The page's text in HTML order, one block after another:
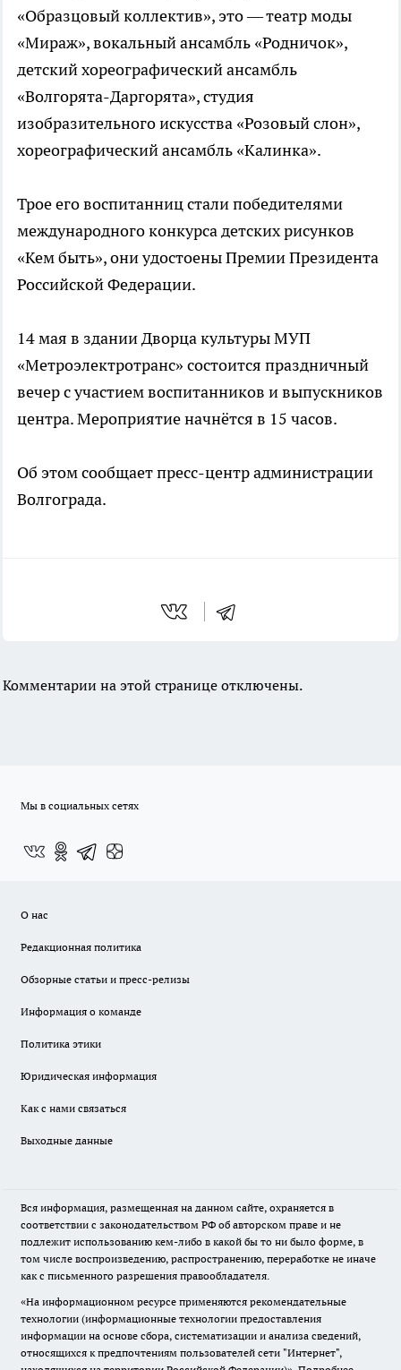
«Образцовый коллектив», это — театр моды
«Мираж», вокальный ансамбль «Родничок»,
детский хореографический ансамбль
«Волгорята-Даргорята», студия
изобразительного искусства «Розовый слон»,
хореографический ансамбль «Калинка».
Трое его воспитанниц стали победителями
международного конкурса детских рисунков
«Кем быть», они удостоены Премии Президента
Российской Федерации.
14 мая в здании Дворца культуры МУП
«Метроэлектротранс» состоится праздничный
вечер с участием воспитанников и выпускников
центра. Мероприятие начнётся в 15 часов.
Об этом сообщает пресс-центр администрации
Волгограда.
Комментарии на этой странице отключены.
Мы в социальных сетях
О нас
Редакционная политика
Обзорные статьи и пресс-релизы
Информация о команде
Политика этики
Юридическая информация
Как с нами связаться
Выходные данные
Вся информация, размещенная на данном сайте, охраняется в
соответствии с законодательством РФ об авторском праве и не
подлежит использованию кем-либо в какой бы то ни было форме, в
том числе воспроизведению, распространению, переработке не иначе
как с письменного разрешения правообладателя.
«На информационном ресурсе применяются рекомендательные
технологии (информационные технологии предоставления
информации на основе сбора, систематизации и анализа сведений,
относящихся к предпочтениям пользователей сети "Интернет",